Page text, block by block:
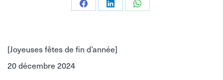
PartagerPartagerPartager
[Joyeuses fêtes de fin d’année]
20 décembre 2024